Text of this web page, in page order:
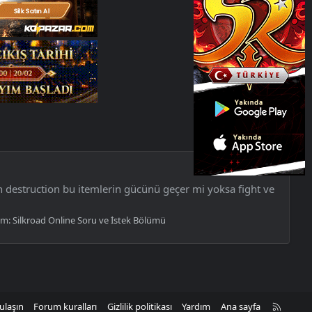
bu itemlerin gücünü geçer mi yoksa fight ve
Silkroad Online Soru ve İstek Bölümü
Forum kuralları Gizlilik politikası Yardım Ana sayfa